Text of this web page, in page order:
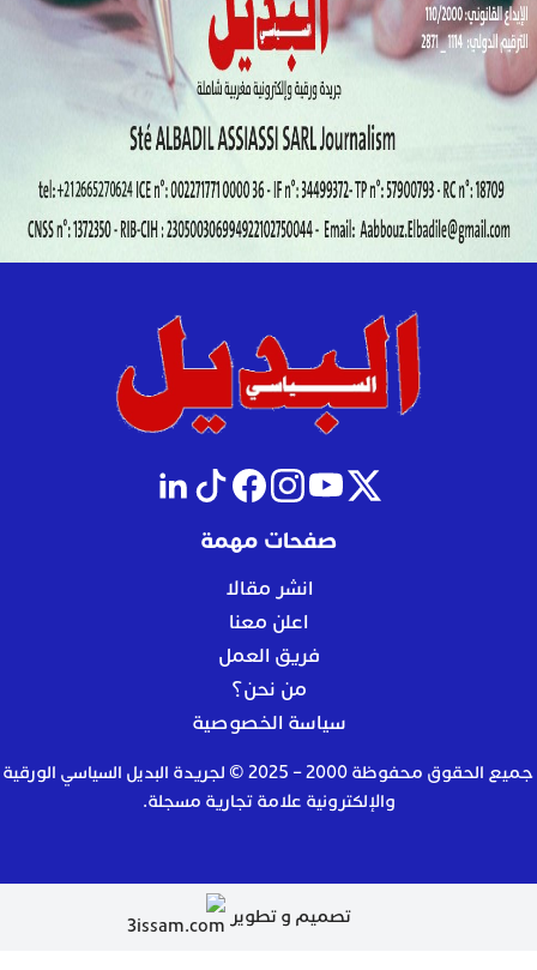
صفحات مهمة
انشر مقالا
اعلن معنا
فريق العمل
من نحن؟
سياسة الخصوصية
جميع الحقوق محفوظة 2000 – 2025 © لجريدة البديل السياسي الورقية
والإلكترونية علامة تجارية مسجلة.
تصميم و تطوير